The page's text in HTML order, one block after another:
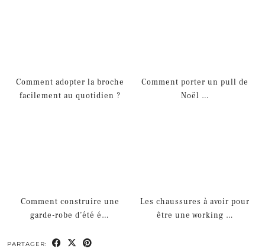
Comment adopter la broche
facilement au quotidien ?
Comment porter un pull de
Noël …
Comment construire une
garde-robe d’été é…
Les chaussures à avoir pour
être une working …
PARTAGER: